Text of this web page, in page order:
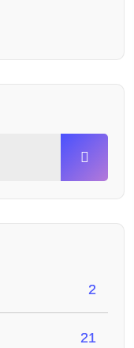
2
21